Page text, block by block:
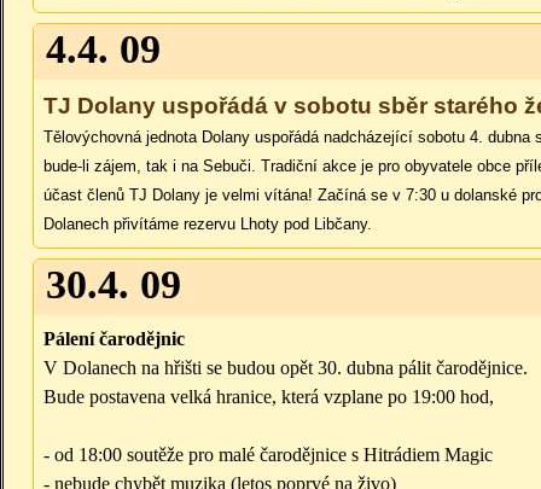
4.4. 09
TJ Dolany uspořádá v sobotu sběr starého
Tělovýchovná jednota Dolany uspořádá nadcházející sobotu 4. dubna
bude-li zájem, tak i na Sebuči. Tradiční akce je pro obyvatele obce
účast členů TJ Dolany je velmi vítána! Začíná se v 7:30 u dolanské
Dolanech přivítáme rezervu Lhoty pod Libčany.
30.4. 09
Pálení čarodějnic
V Dolanech na hřišti se budou opět 30. dubna pálit čarodějnice.
Bude postavena velká hranice, která vzplane po 19:00 hod,
- od 18:00 soutěže pro malé čarodějnice s Hitrádiem Magic
- nebude chybět muzika (letos poprvé na živo)